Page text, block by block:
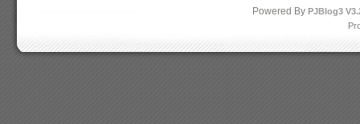
Powered By PJBlog3